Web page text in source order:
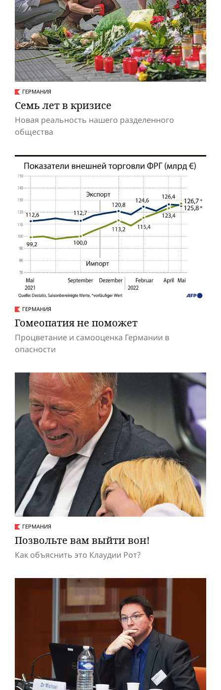
ГЕРМАНИЯ
Семь лет в кризисе
Новая реальность нашего разделенного
общества
ГЕРМАНИЯ
Гомеопатия не поможет
Процветание и самооценка Германии в
опасности
ГЕРМАНИЯ
Позвольте вам выйти вон!
Как объяснить это Клаудии Рот?